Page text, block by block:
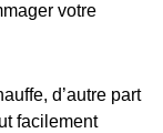
votre
d’autre part
facilement